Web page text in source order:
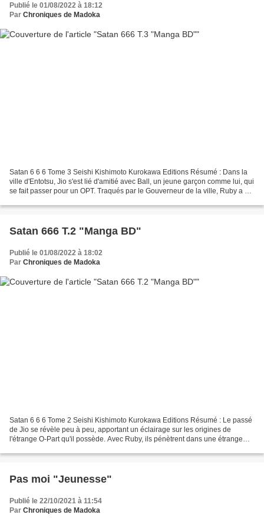
Publié le 01/08/2022 à 18:12
Par Chroniques de Madoka
Satan 6 6 6 Tome 3 Seishi Kishimoto Kurokawa Editions Résumé : Dans la
ville d'Entotsu, Jio s'est lié d'amitié avec Ball, un jeune garçon comme lui, qui
se fait passer pour un OPT. Traqués par le Gouverneur de la ville, Ruby a été
Satan 666 T.2 "Manga BD"
Publié le 01/08/2022 à 18:02
Par Chroniques de Madoka
Satan 6 6 6 Tome 2 Seishi Kishimoto Kurokawa Editions Résumé : Le passé
de Jio se révèle peu à peu, apportant un éclairage sur les origines de
l'étrange O-Part qu'il possède. Avec Ruby, ils pénètrent dans une étrange
Pas moi "Jeunesse"
Publié le 22/10/2021 à 11:54
Par Chroniques de Madoka